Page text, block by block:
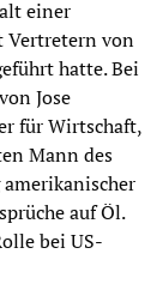
einer
Vertretern von
hatte. Bei
Jose
für Wirtschaft,
Mann des
auf Öl.
bei US-